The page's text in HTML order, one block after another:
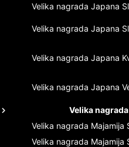
Velika nagrada Japana
Velika nagrada Japana
Velika nagrada Japana
Velika nagrada Japana
Velika
Velika nagrada Majamija
Velika nagrada Majamija